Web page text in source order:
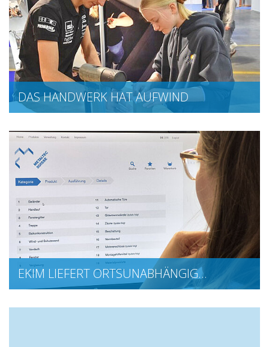
DAS HANDWERK HAT AUFWIND
EKIM LIEFERT ORTSUNABHÄNGIG…